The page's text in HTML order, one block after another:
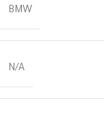
BMW
N/A